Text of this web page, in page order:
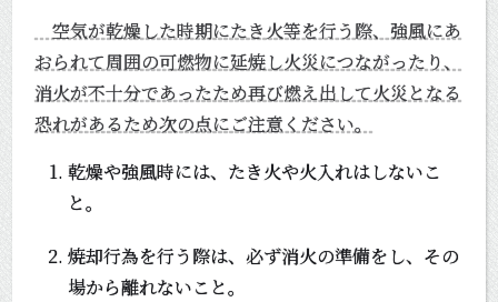
空気が乾燥した時期にたき火等を行う際、強風にあ
おられて周囲の可燃物に延焼し火災につながったり、
消火が不十分であったため再び燃え出して火災となる
恐れがあるため次の点にご注意ください。
乾燥や強風時には、たき火や火入れはしないこ
と。
焼却行為を行う際は、必ず消火の準備をし、その
場から離れないこと。